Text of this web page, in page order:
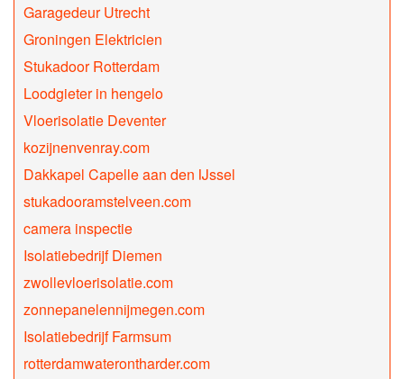
Garagedeur Utrecht
Groningen Elektricien
Stukadoor Rotterdam
Loodgieter in hengelo
Vloerisolatie Deventer
kozijnenvenray.com
Dakkapel Capelle aan den IJssel
stukadooramstelveen.com
camera inspectie
Isolatiebedrijf Diemen
zwollevloerisolatie.com
zonnepanelennijmegen.com
Isolatiebedrijf Farmsum
rotterdamwaterontharder.com